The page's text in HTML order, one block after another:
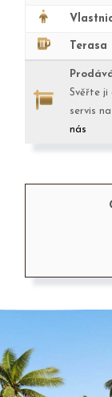
Terasa
Svěřte ji
servis
nás